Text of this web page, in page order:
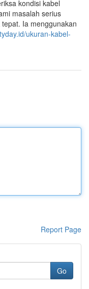
kondisi kabel
masalah serius
Ia menggunakan
ukuran-kabel-
Report Page
Go